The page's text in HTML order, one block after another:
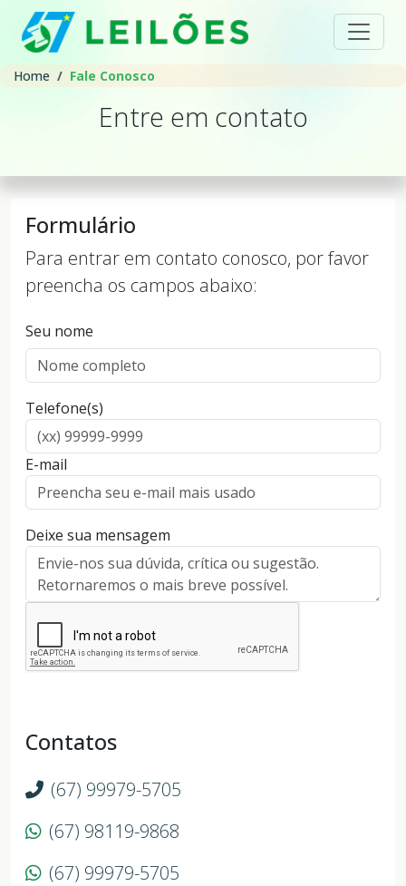
Home Fale Conosco
Entre em contato
Formulário
Para entrar em contato conosco, por favor
preencha os campos abaixo:
Seu nome
Telefone(s)
E-mail
Deixe sua mensagem
Contatos
(67) 99979-5705
(67) 98119-9868
(67) 99979-5705